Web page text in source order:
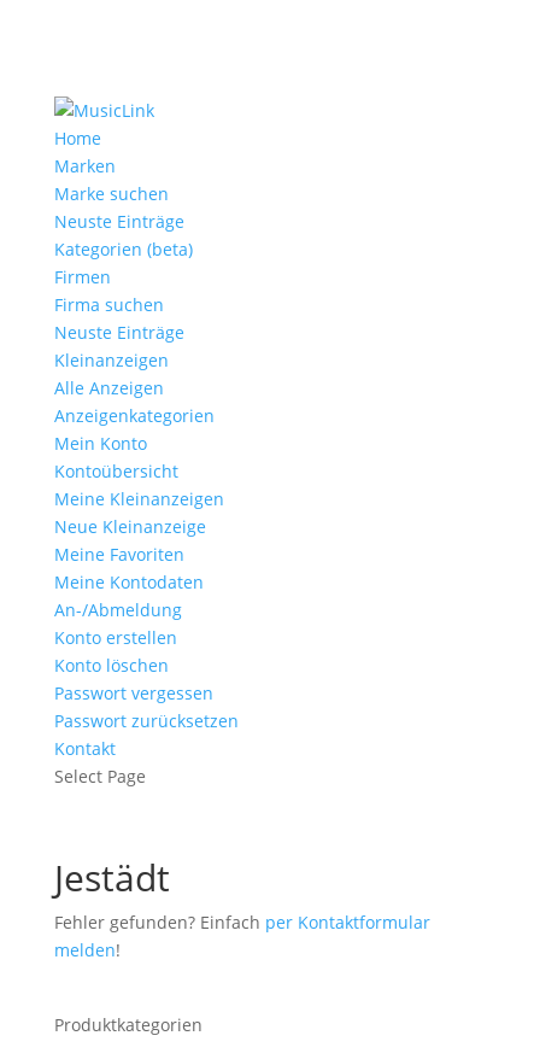
Home
Marken
Marke suchen
Neuste Einträge
Kategorien (beta)
Firmen
Firma suchen
Neuste Einträge
Kleinanzeigen
Alle Anzeigen
Anzeigen­kategorien
Mein Konto
Kontoübersicht
Meine Kleinanzeigen
Neue Kleinanzeige
Meine Favoriten
Meine Kontodaten
An-/Abmeldung
Konto erstellen
Konto löschen
Passwort vergessen
Passwort zurücksetzen
Kontakt
Select Page
Jestädt
Fehler gefunden? Einfach per Kontaktformular
melden!
Produktkategorien